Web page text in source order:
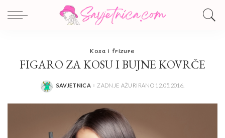
Kosa i frizure
FIGARO ZA KOSU I BUJNE KOVRČE
POSTED
SAVJETNICA ZADNJE AŽURIRANO 12.05.2016.